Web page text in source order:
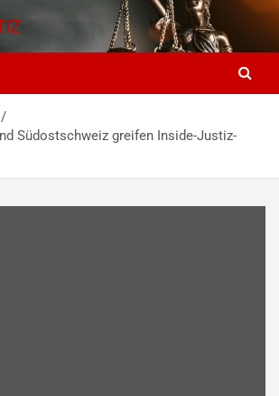
zur Dritten Gewalt
Südostschweiz greifen Inside-Justiz-